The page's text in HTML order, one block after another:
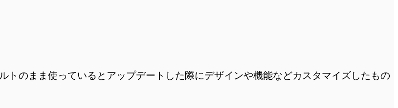
トのまま使っているとアップデートした際にデザインや機能などカスタマイズしたもの